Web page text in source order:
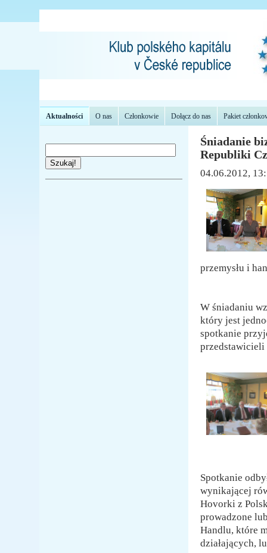
Aktualności O nas Członkowie Dołącz do nas Pakiet
Szukaj!
Śniadanie
Republiki
04.06.2012,
przemysłu i
W śniadaniu
który jest
spotkanie
przedstawicieli
Spotkanie
wynikającej
Hovorki z
prowadzone
Handlu, które
działających,